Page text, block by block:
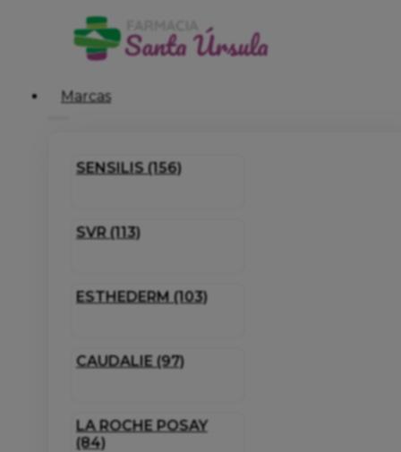
Marcas
SENSILIS (156)
SVR (113)
ESTHEDERM (103)
CAUDALIE (97)
LA ROCHE POSAY
(84)